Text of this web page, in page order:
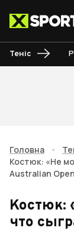
Теніс
Головна •
Костюк: «Не
Australian
Костюк:
что